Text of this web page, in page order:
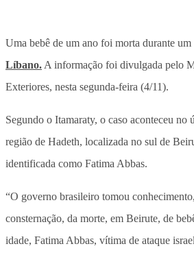
Uma bebê de um ano foi morta durante um
Líbano. A informação foi divulgada pelo
Exteriores, nesta segunda-feira (4/11).
Segundo o Itamaraty, o caso aconteceu no
região de Hadeth, localizada no sul de
identificada como Fatima Abbas.
“O governo brasileiro tomou
consternação, da morte, em Beirute, de
idade, Fatima Abbas, vítima de ataque